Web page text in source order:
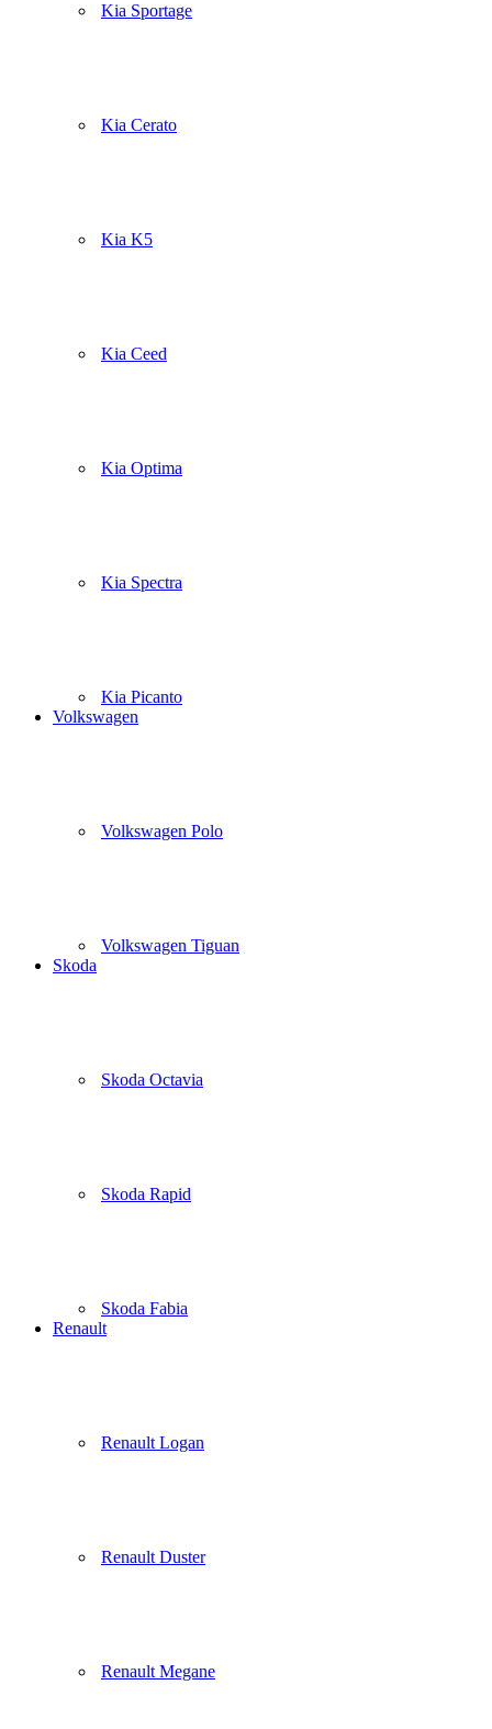
Kia Sportage
Kia Cerato
Kia K5
Kia Ceed
Kia Optima
Kia Spectra
Kia Picanto
Volkswagen
Volkswagen Polo
Volkswagen Tiguan
Skoda
Skoda Octavia
Skoda Rapid
Skoda Fabia
Renault
Renault Logan
Renault Duster
Renault Megane